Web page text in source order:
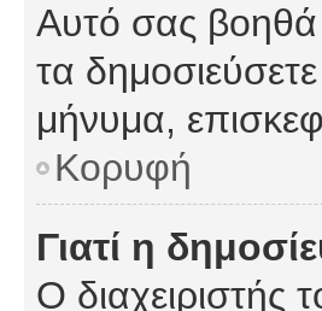
Αυτό σας βοηθά
τα
μήνυμα,
Κορυφή
Γιατί η
Ο διαχειριστής